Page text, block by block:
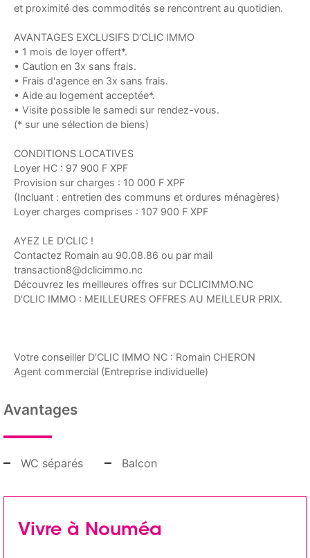
et proximité des commodités se rencontrent au quotidien.
AVANTAGES EXCLUSIFS D'CLIC IMMO
• 1 mois de loyer offert*.
• Caution en 3x sans frais.
• Frais d'agence en 3x sans frais.
• Aide au logement acceptée*.
• Visite possible le samedi sur rendez-vous.
(* sur une sélection de biens)
CONDITIONS LOCATIVES
Loyer HC : 97 900 F XPF
Provision sur charges : 10 000 F XPF
(Incluant : entretien des communs et ordures ménagères)
Loyer charges comprises : 107 900 F XPF
AYEZ LE D'CLIC !
Contactez Romain au 90.08.86 ou par mail
transaction8@dclicimmo.nc
Découvrez les meilleures offres sur DCLICIMMO.NC
D'CLIC IMMO : MEILLEURES OFFRES AU MEILLEUR PRIX.
Votre conseiller D'CLIC IMMO NC : Romain CHERON
Agent commercial (Entreprise individuelle)
Avantages
WC séparés Balcon
Vivre à Nouméa